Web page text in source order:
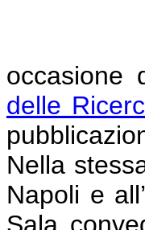
occasione
delle
Nella
Napoli e
Sala